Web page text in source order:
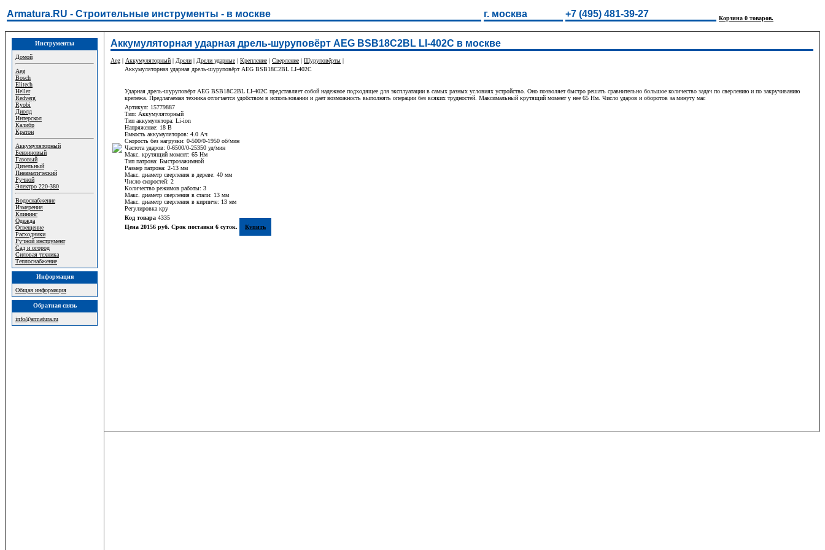
Armatura.RU - Строительные инструменты - в москве г. москва +7 (495) 481-39-27 Корзина 0 товаров.
Инструменты
Домой
Aeg
Bosch
Elitech
Heller
Redverg
Ryobi
Диолд
Интерскол
Калибр
Кратон
Аккумуляторный
Бензиновый
Газовый
Дизельный
Пневматический
Ручной
Электро 220-380
Водоснабжение
Измерения
Клининг
Одежда
Освещение
Расходники
Ручной инструмент
Сад и огород
Силовая техника
Теплоснабжение
Информация
Общая информация
Обратная связь
info@armatura.ru
Аккумуляторная ударная дрель-шуруповёрт AEG BSB18C2BL LI-402C в москве
Aeg | Аккумуляторный | Дрели | Дрели ударные | Крепление | Сверление | Шуруповёрты |
Аккумуляторная ударная дрель-шуруповёрт AEG BSB18C2BL LI-402C
Ударная дрель-шуруповёрт AEG BSB18C2BL LI-402C представляет собой надежное подходящее для эксплуатации в самых разных условиях устройство. Оно позволяет быстро решать сравнительно большое количество задач по сверлению и по закручиванию
крепежа. Предлагаемая техника отличается удобством в использовании и дает возможность выполнять операции без всяких трудностей. Максимальный крутящий момент у нее 65 Нм. Число ударов и оборотов за минуту мас
Артикул: 15779887
Тип: Аккумуляторный
Тип аккумулятора: Li-ion
Напряжение: 18 В
Емкость аккумуляторов: 4.0 Ач
Скорость без нагрузки: 0-500/0-1950 об/мин
Частота ударов: 0-6500/0-25350 уд/мин
Макс. крутящий момент: 65 Нм
Тип патрона: Быстрозажимной
Размер патрона: 2-13 мм
Макс. диаметр сверления в дереве: 40 мм
Число скоростей: 2
Количество режимов работы: 3
Макс. диаметр сверления в стали: 13 мм
Макс. диаметр сверления в кирпиче: 13 мм
Регулировка кру
Код товара 4335
Цена 20156 руб. Срок поставки 6 суток.
Купить